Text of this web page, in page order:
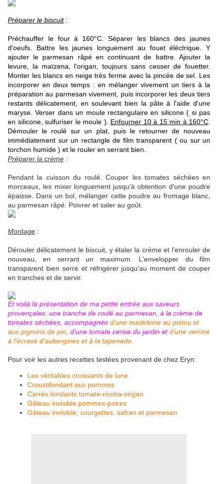
Préparer le biscuit:
Préchauffer le four à 160°C. Séparer les blancs des jaunes
d'oeufs. Battre les jaunes longuement au fouet éléctrique. Y
ajouter le parmesan râpé en continuant de battre. Ajouter la
levure, la maïzena, l'origan, toujours sans cesser de fouetter.
Monter les blancs en neige très ferme avec la pincée de sel. Les
incorporer en deux temps : en mélanger vivement un tiers à la
préparation au parmesan vivement, puis incorporer les deux tiers
restants délicatement, en soulevant bien la pâte à l'aide d'une
maryse. Verser dans un moule rectangulaire en silicone ( si pas
en silicone, sulfuriser le moule ). Enfourner 10 à 15 min à 160°C
Démouler le roulé sur un plat, puis le retourner de nouveau
immédiatement sur un rectangle de film transparent ( ou sur un
torchon humide ) et le rouler en serrant bien.
Préparer la crème :
Pendant la cuisson du roulé. Couper les tomates séchées en
morceaux, les mixer longuement jusqu'à obtention d'une poudre
épaisse. Dans un bol, mélanger cette poudre au fromage blanc,
au parmesan râpé. Poivrer et saler au goût.
Montage :
Dérouler délicatement le biscuit, y étaler la crème et l'enrouler de
nouveau, en serrant un maximum. L'envelopper du film
transparent bien serré et réfrigérer jusqu'au moment de couper
en tranches et de servir.
Et voilà la présentation de ma petite entrée aux saveurs
provençales: une tranche de roulé au parmesan, à la crème de
tomates séchées, accompagnée d'une madeleine au pistou et
aux pignons de pin , d'une tomate cerise du jardin etd'une verrine
à l'écrasé d'aubergines et à la tapenade
Pour voir les autres recettes testées provenant de chez Eryn:
Les véritables croissants de lune
Croustifondant aux pommes
Carrés fondants tomate-ricotta-origan
Gâteau invisible pommes-poires
Gâteau invisible, courgettes, safran et parmesan